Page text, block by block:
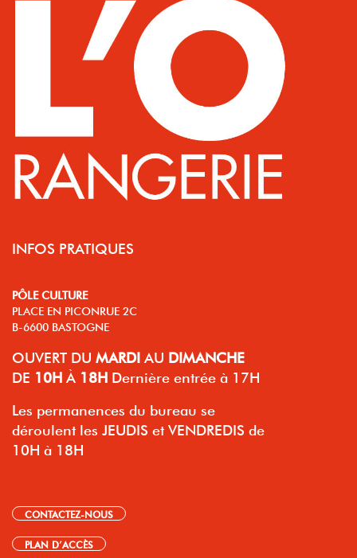
INFOS PRATIQUES
PÔLE CULTURE
PLACE EN PICONRUE 2C
B-6600 BASTOGNE
OUVERT DU MARDI AU DIMANCHE
DE 10H À 18H Dernière entrée à 17H
Les permanences du bureau se
déroulent les JEUDIS et VENDREDIS de
10H à 18H
CONTACTEZ-NOUS
PLAN D’ACCÈS